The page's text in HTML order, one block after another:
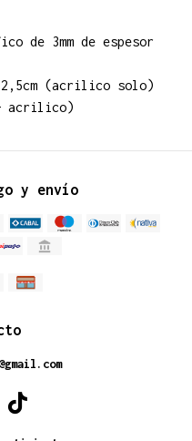
de 3mm de espesor
2,5cm (acrilico solo)
acrilico)
y envío